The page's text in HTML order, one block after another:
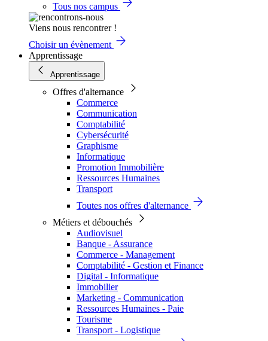
Tous nos campus
Viens nous rencontrer !
Choisir un évènement
Apprentissage
Apprentissage
Offres d'alternance
Commerce
Communication
Comptabilité
Cybersécurité
Graphisme
Informatique
Promotion Immobilière
Ressources Humaines
Transport
Toutes nos offres d'alternance
Métiers et débouchés
Audiovisuel
Banque - Assurance
Commerce - Management
Comptabilité - Gestion et Finance
Digital - Informatique
Immobilier
Marketing - Communication
Ressources Humaines - Paie
Tourisme
Transport - Logistique